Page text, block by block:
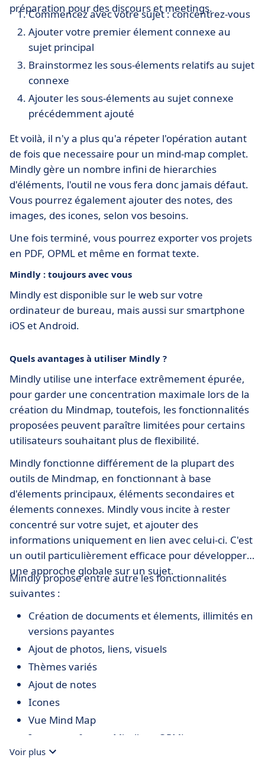
préparation pour des discours et meetings.
Commencez avec votre sujet : concentrez-vous
Ajouter votre premier élement connexe au
sujet principal
Brainstormez les sous-élements relatifs au sujet
connexe
Ajouter les sous-élements au sujet connexe
précédemment ajouté
Et voilà, il n'y a plus qu'a répeter l'opération autant
de fois que necessaire pour un mind-map complet.
Mindly gère un nombre infini de hierarchies
d'éléments, l'outil ne vous fera donc jamais défaut.
Vous pourrez également ajouter des notes, des
images, des icones, selon vos besoins.
Une fois terminé, vous pourrez exporter vos projets
en PDF, OPML et même en format texte.
Mindly : toujours avec vous
Mindly est disponible sur le web sur votre
ordinateur de bureau, mais aussi sur smartphone
iOS et Android.
Quels avantages à utiliser Mindly ?
Mindly utilise une interface extrêmement épurée,
pour garder une concentration maximale lors de la
création du Mindmap, toutefois, les fonctionnalités
proposées peuvent paraître limitées pour certains
utilisateurs souhaitant plus de flexibilité.
Mindly fonctionne différement de la plupart des
outils de Mindmap, en fonctionnant à base
d'élements principaux, éléments secondaires et
élements connexes. Mindly vous incite à rester
concentré sur votre sujet, et ajouter des
informations uniquement en lien avec celui-ci. C'est
un outil particulièrement efficace pour développer
une approche globale sur un sujet.
Mindly propose entre autre les fonctionnalités
suivantes :
Création de documents et élements, illimités en
versions payantes
Ajout de photos, liens, visuels
Thèmes variés
Ajout de notes
Icones
Vue Mind Map
Import en format Mindly et OPML
Export en format Mindly, PDF, Texte, OPML et
Voir plus